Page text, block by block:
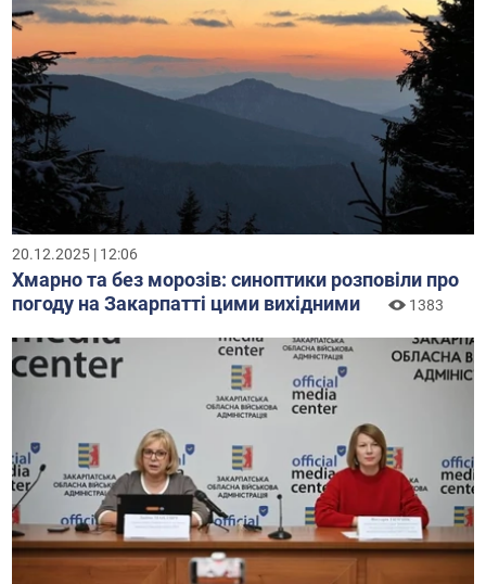
20.12.2025 | 12:06
Хмарно та без морозів: синоптики розповіли про
погоду на Закарпатті цими вихідними
1383